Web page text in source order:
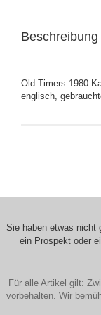
Beschreibung
Old Timers 1980
englisch,
Sie haben etwas nicht
ein Prospekt oder
Für alle Artikel gilt:
vorbehalten. Wir